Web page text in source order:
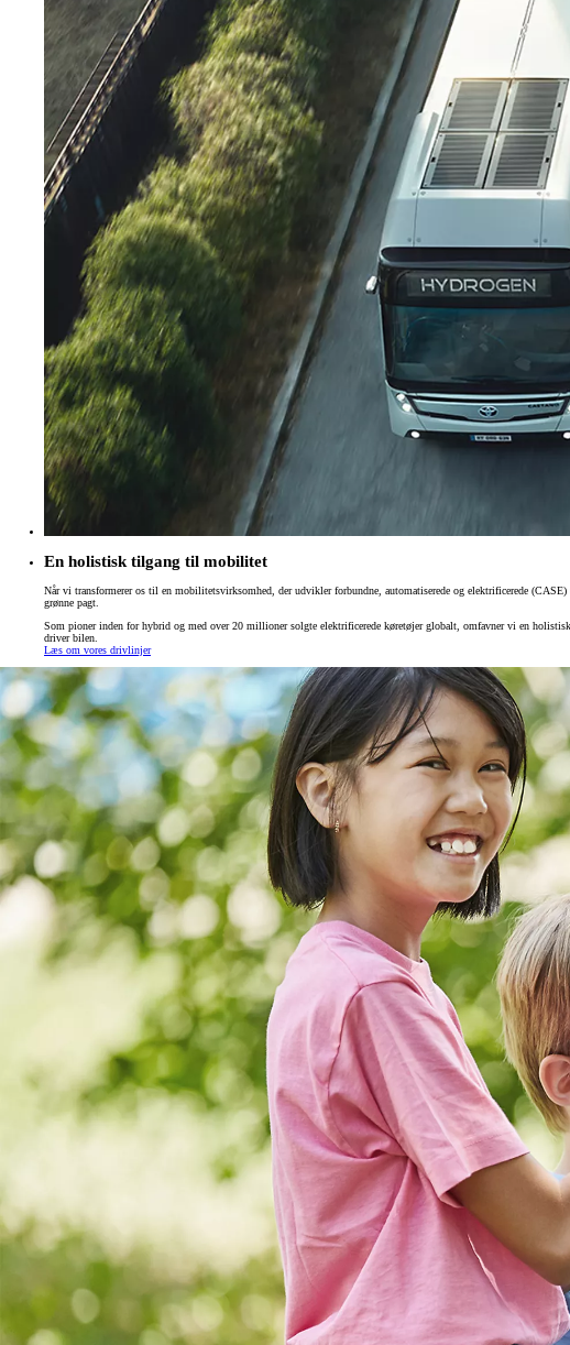
Yaris
HYBRID
En holistisk tilgang til mobilitet
Når vi transformerer os til en mobilitetsvirksomhed, der udvikler forbundne, automatiserede og elektrificerede
grønne pagt.
Som pioner inden for hybrid og med over 20 millioner solgte elektrificerede køretøjer globalt, omfavner vi en
driver bilen.
Læs om vores drivlinjer